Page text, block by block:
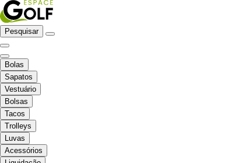
Pesquisar
Bolas
Sapatos
Vestuário
Bolsas
Tacos
Trolleys
Luvas
Acessórios